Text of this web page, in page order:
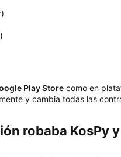
Play Store como en
y cambia todas las
robaba KosPy